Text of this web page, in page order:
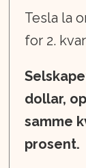
Tesla la
for 2.
dollar,
samme
prosent.